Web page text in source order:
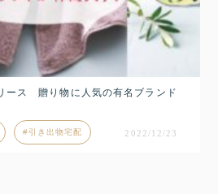
ース 贈り物に人気の有名ブランド
引き出物宅配 2022/12/23